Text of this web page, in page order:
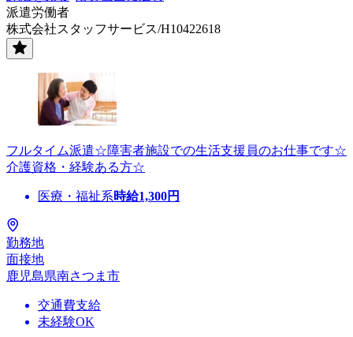
派遣労働者
株式会社スタッフサービス/H10422618
フルタイム派遣☆障害者施設での生活支援員のお仕事です☆
介護資格・経験ある方☆
医療・福祉系時給1,300円
勤務地
面接地
鹿児島県南さつま市
交通費支給
未経験OK